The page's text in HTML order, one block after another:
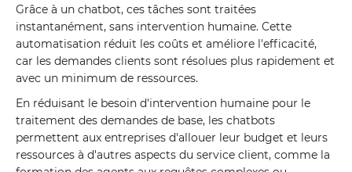
Grâce à un chatbot, ces tâches sont traitées
instantanément, sans intervention humaine. Cette
automatisation réduit les coûts et améliore l'efficacité,
car les demandes clients sont résolues plus rapidement et
avec un minimum de ressources.
En réduisant le besoin d'intervention humaine pour le
traitement des demandes de base, les chatbots
permettent aux entreprises d'allouer leur budget et leurs
ressources à d'autres aspects du service client, comme la